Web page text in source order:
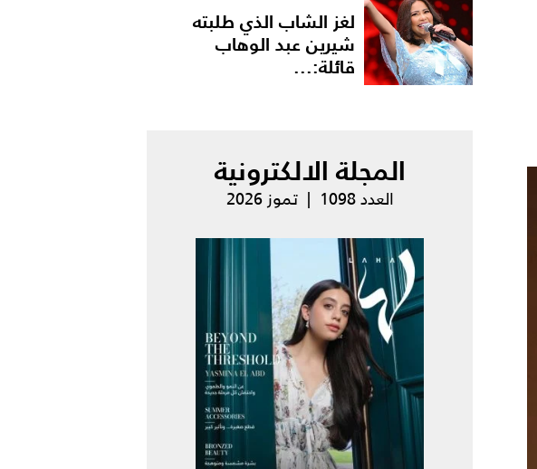
لغز الشاب الذي طلبته
شيرين عبد الوهاب
قائلة:...
المجلة الالكترونية
العدد 1098 | تموز 2026